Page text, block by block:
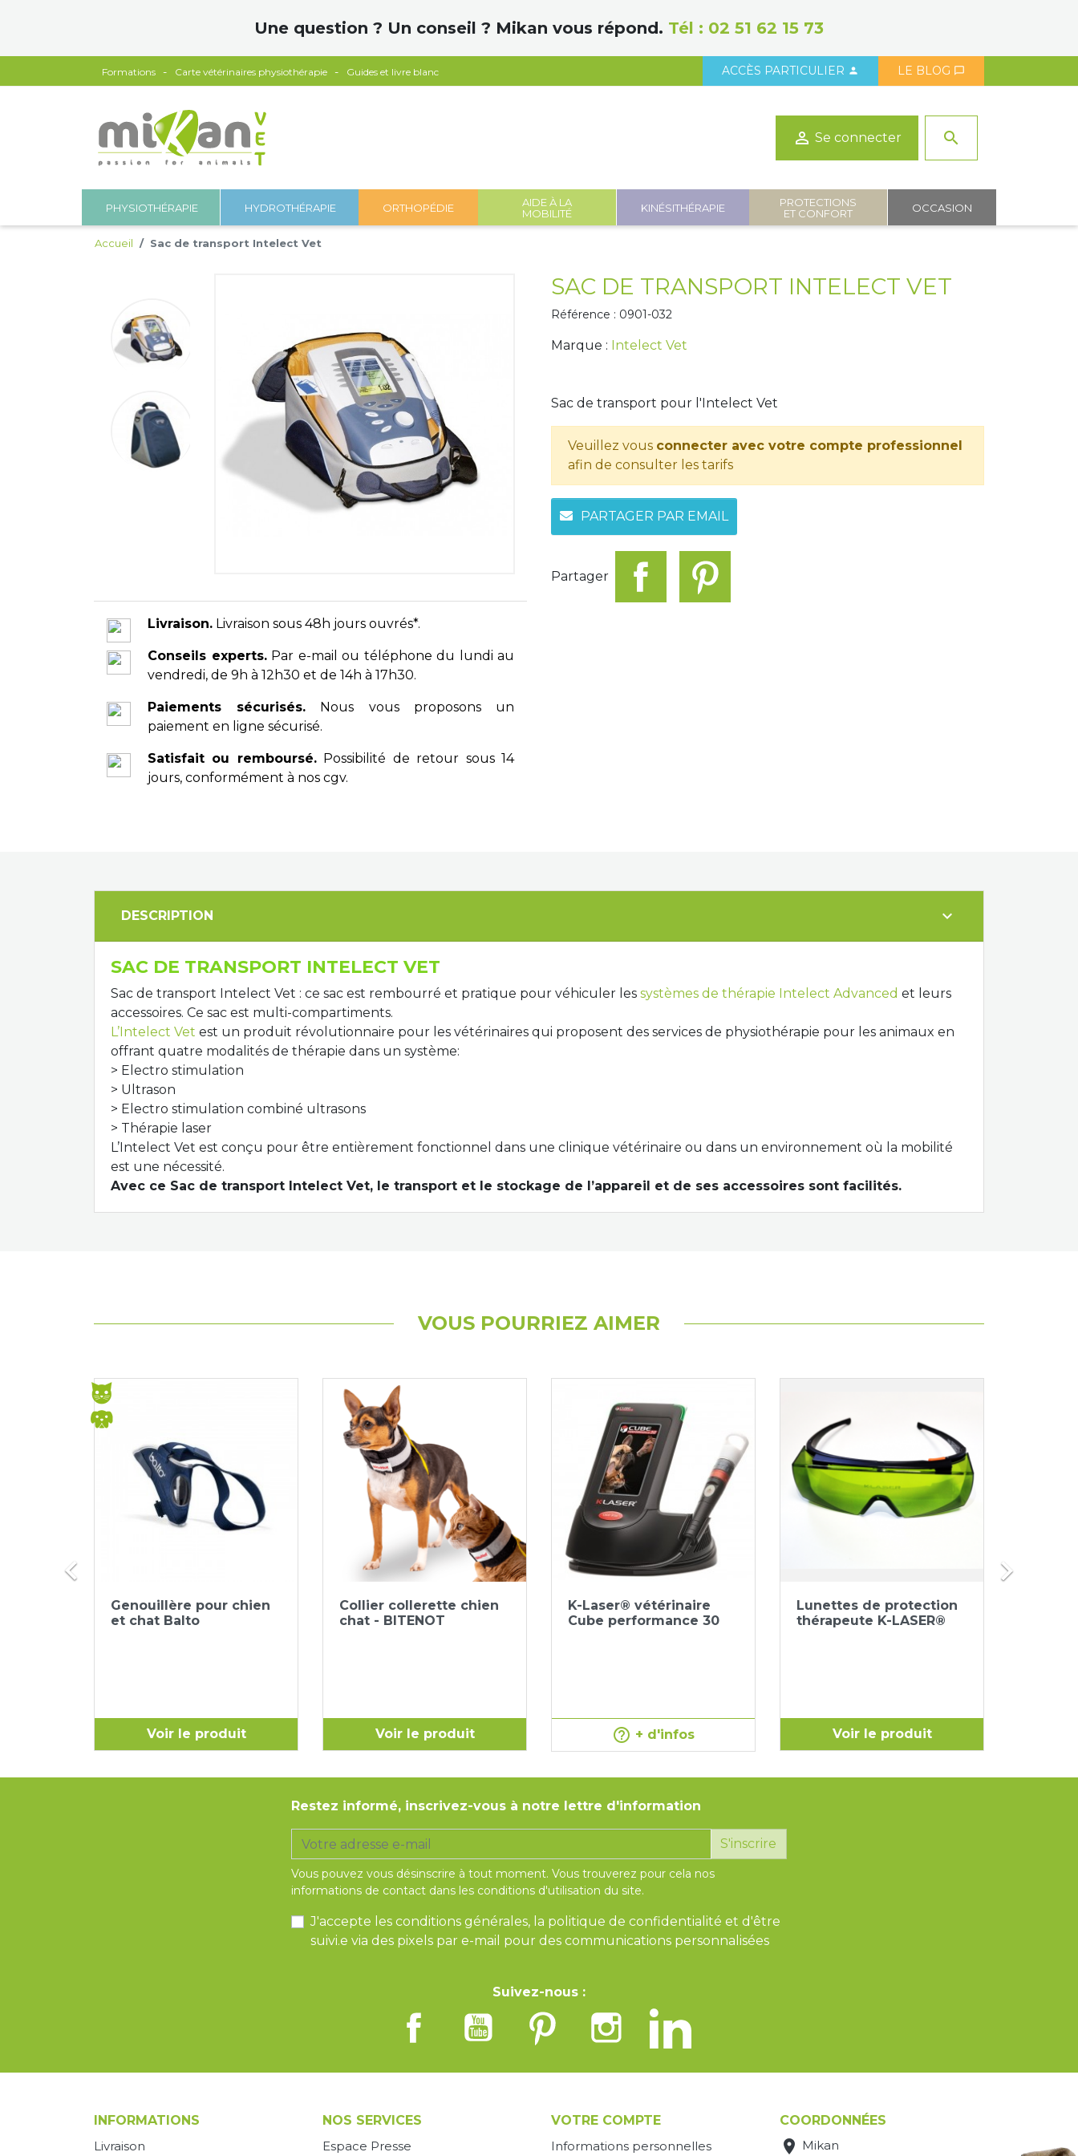
Une question ? Un conseil ? Mikan vous répond. Tél : 02 51 62 15 73
Formations Carte vétérinaires physiothérapie Guides et livre blanc ACCÈS PARTICULIER  LE BLOG 
 Se connecter search
PHYSIOTHÉRAPIE HYDROTHÉRAPIE ORTHOPÉDIE
AIDE À LA
MOBILITÉ
KINÉSITHÉRAPIE
PROTECTIONS
ET CONFORT
OCCASION
Accueil Sac de transport Intelect Vet
Livraison. Livraison sous 48h jours ouvrés*.
Conseils experts.Par e-mail ou téléphone du lundi au
vendredi, de 9h à 12h30 et de 14h à 17h30.
Paiements sécurisés. Nous vous proposons un
paiement en ligne sécurisé.
Satisfait ou remboursé.Possibilité de retour sous 14
jours, conformément à nos cgv.
SAC DE TRANSPORT INTELECT VET
Référence : 0901-032
Marque : Intelect Vet
Sac de transport pour l'Intelect Vet
Veuillez vous connecter avec votre compte professionnel
afin de consulter les tarifs
PARTAGER PAR EMAIL
Partager
DESCRIPTION expand_more
SAC DE TRANSPORT INTELECT VET
Sac de transport Intelect Vet : ce sac est rembourré et pratique pour véhiculer les systèmes de thérapie Intelect Advanced et leurs
accessoires. Ce sac est multi-compartiments.
L’Intelect Vet est un produit révolutionnaire pour les vétérinaires qui proposent des services de physiothérapie pour les animaux en
offrant quatre modalités de thérapie dans un système:
> Electro stimulation
> U ltrason
> Electro stimulation combiné ultrasons
> T hérapie laser
L’Intelect Vet est conçu pour être entièrement fonctionnel dans une clinique vétérinaire ou dans un environnement où la mobilité
est une nécessité.
Avec ce Sac de transport Intelect Vet, le transport et le stockage de l’appareil et de ses accessoires sont facilités.
VOUS POURRIEZ AIMER

Aperçu rapide
Genouillère pour chien
et chat Balto
Voir le produit
Aperçu rapide
Collier collerette chien
chat - BITENOT
Voir le produit
Aperçu rapide
K-Laser® vétérinaire
Cube performance 30
help_outline + d'infos
Aperçu rapide
Lunettes de protection
thérapeute K-LASER®
Voir le produit

Restez informé, inscrivez-vous à notre lettre d'information
S'inscrire
Vous pouvez vous désinscrire à tout moment. Vous trouverez pour cela nos
informations de contact dans les conditions d'utilisation du site.
J'accepte les conditions générales, la politique de confidentialité et d'être
suivi.e via des pixels par e-mail pour des communications personnalisées
Suivez-nous :
INFORMATIONS
Livraison
NOS SERVICES
Espace Presse
VOTRE COMPTE
Informations personnelles
COORDONNÉES
 Mikan